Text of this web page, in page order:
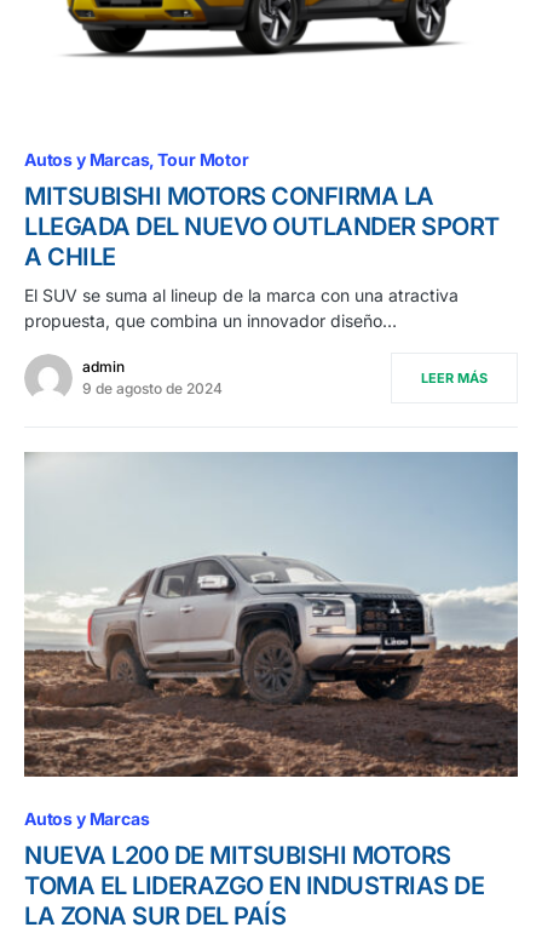
Autos y Marcas Tour Motor
MITSUBISHI MOTORS CONFIRMA LA
LLEGADA DEL NUEVO OUTLANDER SPORT
A CHILE
El SUV se suma al lineup de la marca con una atractiva
propuesta, que combina un innovador diseño…
admin
9 de agosto de 2024
LEER MÁS
Autos y Marcas
NUEVA L200 DE MITSUBISHI MOTORS
TOMA EL LIDERAZGO EN INDUSTRIAS DE
LA ZONA SUR DEL PAÍS